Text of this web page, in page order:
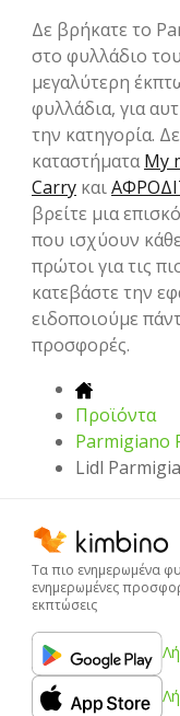
Δε βρήκατε το
στο φυλλάδιο
μεγαλύτερη
φυλλάδια, για
την κατηγορία.
καταστήματαMy
Carry και
βρείτε μια
που ισχύουν
πρώτοι για τις
κατεβάστε την
ειδοποιούμε
προσφορές.
Προϊόντα
Parmigiano
Lidl
Τα πιο ενημερωμένα
ενημερωμένες
εκπτώσεις